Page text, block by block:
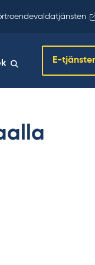
E-